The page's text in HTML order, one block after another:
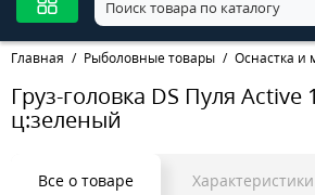
Главная Рыболовные товары Оснастка и
Груз-головка DS Пуля Active
ц:зеленый
Все о товаре Характеристики